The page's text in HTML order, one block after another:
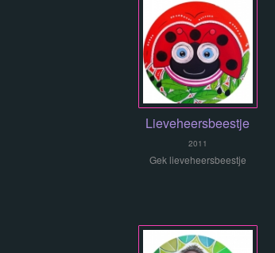
Lieveheersbeestje
2011
Gek lieveheersbeestje